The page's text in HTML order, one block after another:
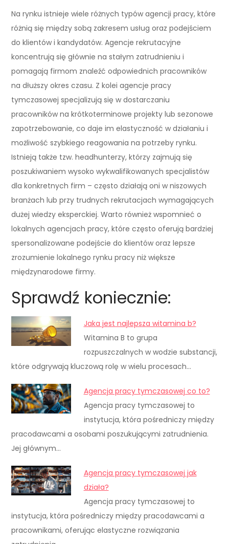
Na rynku istnieje wiele różnych typów agencji pracy, które
różnią się między sobą zakresem usług oraz podejściem
do klientów i kandydatów. Agencje rekrutacyjne
koncentrują się głównie na stałym zatrudnieniu i
pomagają firmom znaleźć odpowiednich pracowników
na dłuższy okres czasu. Z kolei agencje pracy
tymczasowej specjalizują się w dostarczaniu
pracowników na krótkoterminowe projekty lub sezonowe
zapotrzebowanie, co daje im elastyczność w działaniu i
możliwość szybkiego reagowania na potrzeby rynku.
Istnieją także tzw. headhunterzy, którzy zajmują się
poszukiwaniem wysoko wykwalifikowanych specjalistów
dla konkretnych firm – często działają oni w niszowych
branżach lub przy trudnych rekrutacjach wymagających
dużej wiedzy eksperckiej. Warto również wspomnieć o
lokalnych agencjach pracy, które często oferują bardziej
spersonalizowane podejście do klientów oraz lepsze
zrozumienie lokalnego rynku pracy niż większe
międzynarodowe firmy.
Sprawdź koniecznie:
Jaka jest najlepsza witamina b?
Witamina B to grupa
rozpuszczalnych w wodzie substancji,
które odgrywają kluczową rolę w wielu procesach…
Agencja pracy tymczasowej co to?
Agencja pracy tymczasowej to
instytucja, która pośredniczy między
pracodawcami a osobami poszukującymi zatrudnienia.
Jej głównym…
Agencja pracy tymczasowej jak
działa?
Agencja pracy tymczasowej to
instytucja, która pośredniczy między pracodawcami a
pracownikami, oferując elastyczne rozwiązania